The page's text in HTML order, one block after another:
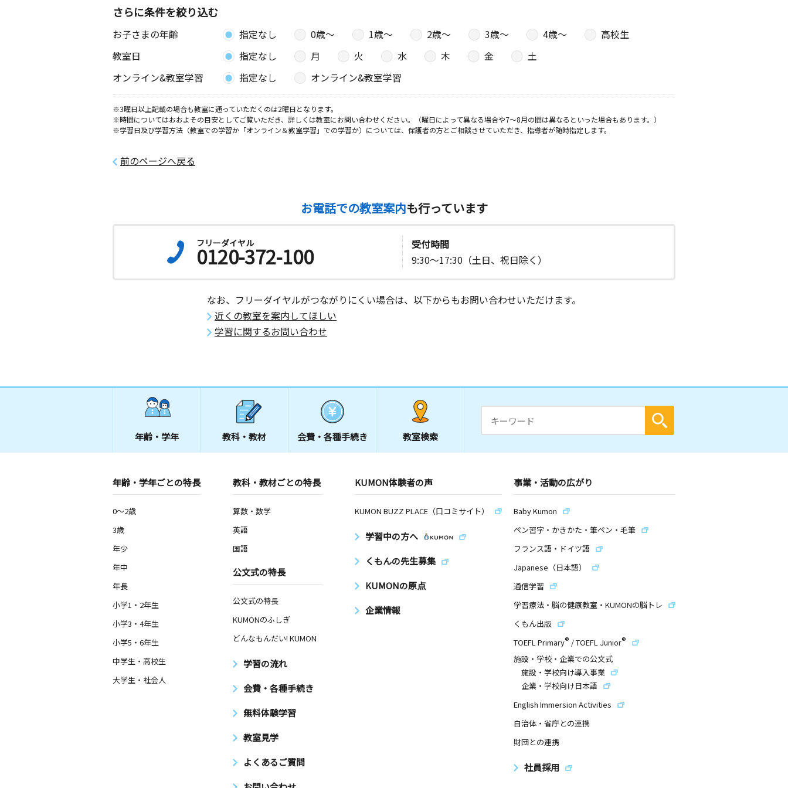
さらに条件を絞り込む
お子さまの年齢 指定なし 0歳〜 1歳〜 2歳〜 3歳〜 4歳〜
高校生
教室日
指定なし 月 火 水 木 金
土
オンライン&教室学習
指定なし オンライン&教室学習
※3曜日以上記載の場合も教室に通っていただくのは2曜日となります。
※時間についてはおおよその目安としてご覧いただき、詳しくは教室にお問い合わせください。（曜日によって異なる場合や7～8月の間は異なるといった場合もあります。）
※学習日及び学習方法（教室での学習か「オンライン＆教室学習」での学習か）については、保護者の方とご相談させていただき、指導者が随時指定します。
前のページへ戻る
お電話での教室案内も行っています
フリーダイヤル
0120-372-100
受付時間
9:30～17:30（土日、祝日除く）
なお、フリーダイヤルがつながりにくい場合は、以下からもお問い合わせいただけます。
近くの教室を案内してほしい
学習に関するお問い合わせ
年齢・学年 教科・教材 会費・ 各種手続き 教室検索
年齢・学年ごとの特長
0～2歳
3歳
年少
年中
年長
小学1・2年生
小学3・4年生
小学5・6年生
中学生・高校生
大学生・社会人
教科・教材ごとの特長
算数・数学
英語
国語
公文式の特長
公文式の特長
KUMONのふしぎ
どんなもんだい! KUMON
学習の流れ
会費・各種手続き
無料体験学習
教室見学
よくあるご質問
KUMON体験者の声
KUMON BUZZ PLACE（口コミサイト）
学習中の方へ
くもんの先生募集
KUMONの原点
企業情報
事業・活動の広がり
Baby Kumon
ペン習字・かきかた・筆ペン・毛筆
フランス語・ドイツ語
Japanese（日本語）
通信学習
学習療法・脳の健康教室・KUMONの脳トレ
くもん出版
TOEFL Primary® /TOEFL Junior®
施設・学校・企業での公文式
施設・学校向け導入事業
企業・学校向け日本語
English Immersion Activities
自治体・省庁との連携
財団との連携
社員採用